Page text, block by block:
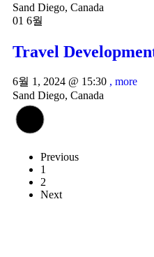
Sand Diego, Canada
01 6월
Travel
6월 1, 2024 @ 15:30 , more
Sand Diego, Canada
Previous
1
2
Next